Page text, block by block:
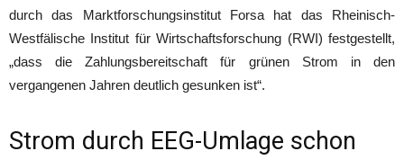
durch das Marktforschungsinstitut Forsa hat das Rheinisch-
Westfälische Institut für Wirtschaftsforschung (RWI) festgestellt,
„dass die Zahlungsbereitschaft für grünen Strom in den
vergangenen Jahren deutlich gesunken ist“.
Strom durch EEG-Umlage schon